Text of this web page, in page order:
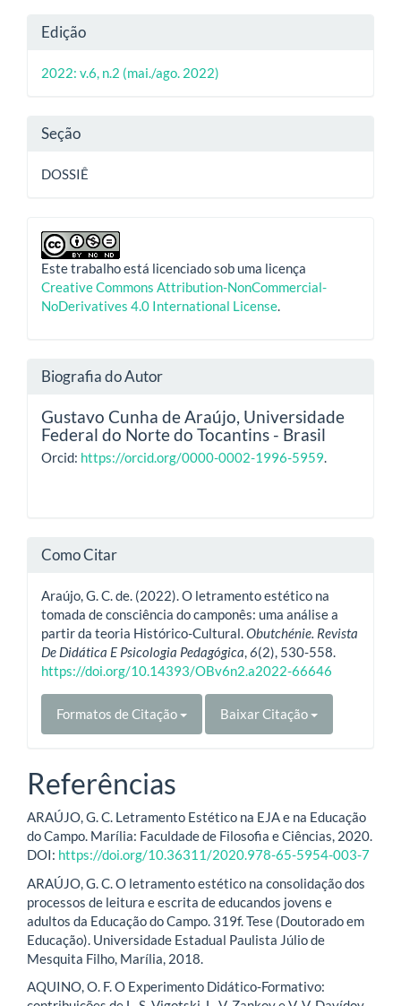
Detalhes
do
artigo
Edição
2022: v.6, n.2 (mai./ago. 2022)
Seção
DOSSIÊ
Este trabalho está licenciado sob uma licença
Creative Commons Attribution-NonCommercial-
NoDerivatives 4.0 International License.
Biografia do Autor
Gustavo Cunha de Araújo, Universidade
Federal do Norte do Tocantins - Brasil
Orcid: https://orcid.org/0000-0002-1996-5959
Como Citar
Araújo, G. C. de. (2022). O letramento estético na
tomada de consciência do camponês: uma análise a
partir da teoria Histórico-Cultural. Obutchénie. Revista
De Didática E Psicologia Pedagógica 6(2), 530-558.
https://doi.org/10.14393/OBv6n2.a2022-66646
Formatos de Citação Baixar Citação
Referências
ARAÚJO, G. C. Letramento Estético na EJA e na Educação
do Campo. Marília: Faculdade de Filosofia e Ciências, 2020.
DOI: https://doi.org/10.36311/2020.978-65-5954-003-7
ARAÚJO, G. C. O letramento estético na consolidação dos
processos de leitura e escrita de educandos jovens e
adultos da Educação do Campo. 319f. Tese (Doutorado em
Educação). Universidade Estadual Paulista Júlio de
Mesquita Filho, Marília, 2018.
AQUINO, O. F. O Experimento Didático-Formativo: